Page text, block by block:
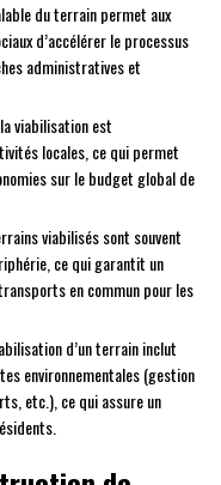
du terrain permet aux
d’accélérer le processus
administratives et
viabilisation est
locales, ce qui permet
sur le budget global de
viabilisés sont souvent
ce qui garantit un
en commun pour les
d’un terrain inclut
environnementales (gestion
etc.), ce qui assure un